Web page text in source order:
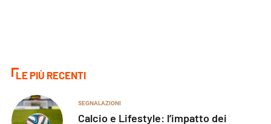
LE PIÙ RECENTI
SEGNALAZIONI
Calcio e Lifestyle: l’impatto dei